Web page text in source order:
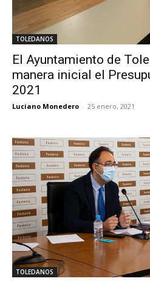
TOLEDANOS
El Ayuntamiento de
manera inicial el
2021
Luciano Monedero - 25 enero, 2021
TOLEDANOS